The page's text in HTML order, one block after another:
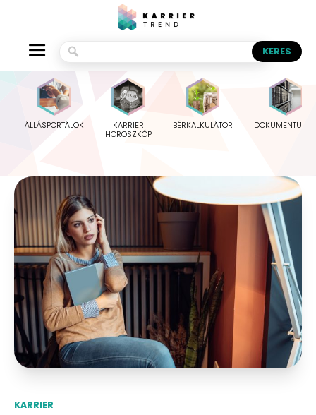
ÁLLÁSPORTÁLOK
KARRIER
HOROSZKÓP
BÉRKALKULÁTOR
KARRIER